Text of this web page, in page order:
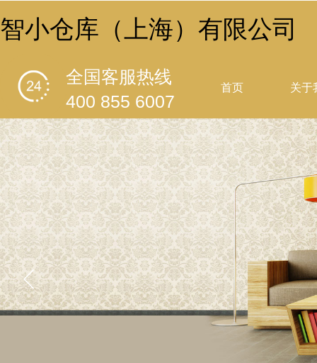
全国客服热线
400 855 6007
智小仓库（上海）有限公司
首页 关于